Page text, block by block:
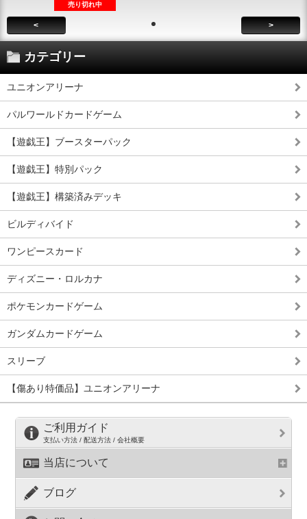
売り切れ中
< >
カテゴリー
ユニオンアリーナ
パルワールドカードゲーム
【遊戯王】ブースターパック
【遊戯王】特別パック
【遊戯王】構築済みデッキ
ビルディバイド
ワンピースカード
ディズニー・ロルカナ
ポケモンカードゲーム
ガンダムカードゲーム
スリーブ
【傷あり特価品】ユニオンアリーナ
ご利用ガイド
支払い方法 / 配送方法 / 会社概要
当店について
ブログ